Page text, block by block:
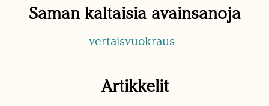
Saman kaltaisia avainsanoja
vertaisvuokraus
Artikkelit